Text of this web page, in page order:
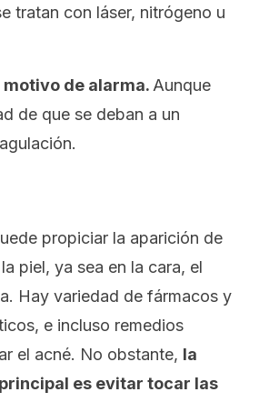
tratan con láser, nitrógeno u
motivo de alarma. Aunque
de que se deban a un
propiciar la aparición de
piel, ya sea en la cara, el
Hay variedad de fármacos y
e incluso remedios
el acné. No obstante, la
es evitar tocar las